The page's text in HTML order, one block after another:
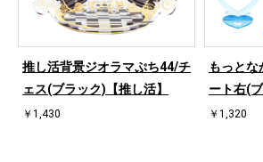
推し活背景ジオラマぷち44/チ
ェス(ブラック)【推し活】
￥1,430
もっと
ート右(
￥1,320